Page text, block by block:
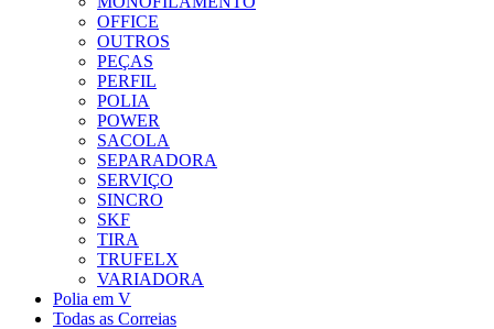
OFFICE
OUTROS
PEÇAS
PERFIL
POLIA
POWER
SACOLA
SEPARADORA
SERVIÇO
SINCRO
SKF
TIRA
TRUFELX
VARIADORA
Polia em V
Todas as Correias